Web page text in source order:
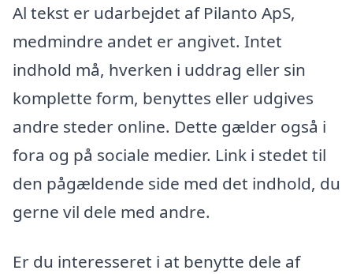
Al tekst er udarbejdet af Pilanto ApS,
medmindre andet er angivet. Intet
indhold må, hverken i uddrag eller sin
komplette form, benyttes eller udgives
andre steder online. Dette gælder også i
fora og på sociale medier. Link i stedet til
den pågældende side med det indhold, du
gerne vil dele med andre.
Er du interesseret i at benytte dele af